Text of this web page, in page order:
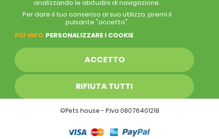
analizzando le abitudini di navigazione.
Per dare il tuo consenso al suo utilizzo, premi il
pulsante "accetto".
PIÚ INFO PERSONALIZZARE I COOKIE
RIFIUTA TUTTI
ACCETTO
©Pets house - P.Iva 08076401218